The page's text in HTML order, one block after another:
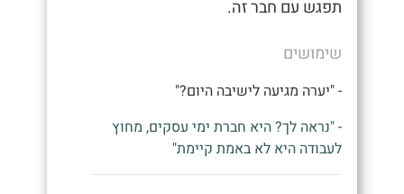
תפגש עם חבר זה.
שימושים
- "יערה מגיעה לישיבה היום?"
- "נראה לך? היא חברת ימי עסקים, מחוץ
לעבודה היא לא באמת קיימת"